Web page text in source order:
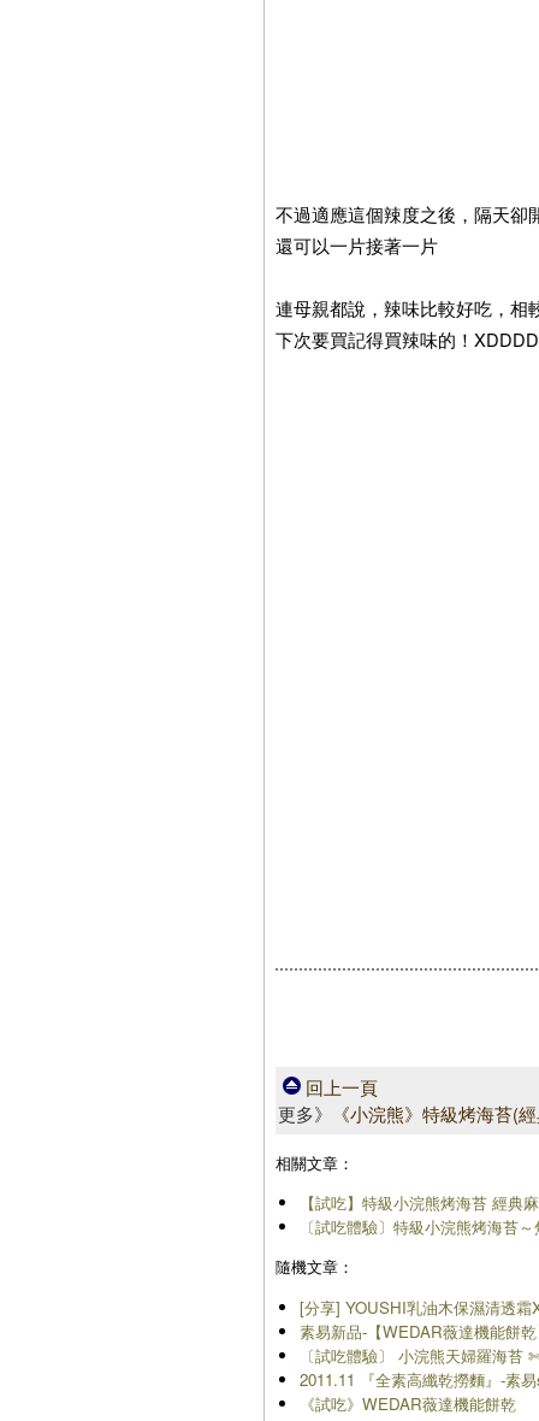
不過適應這個辣度之後，隔天卻
還可以一片接著一片
連母親都說，辣味比較好吃，相
下次要買記得買辣味的！XDDDD
回上一頁
更多》
《小浣熊》特級烤海苔(
相關文章：
【試吃】特級小浣熊烤海苔 經典
〔試吃體驗〕特級小浣熊烤海苔
隨機文章：
[分享] YOUSHI乳油木保濕清透
素易新品-【WEDAR薇達機能餅
〔試吃體驗〕 小浣熊天婦羅海
2011.11 『全素高纖乾撈麵』-素
《試吃》WEDAR薇達機能餅乾